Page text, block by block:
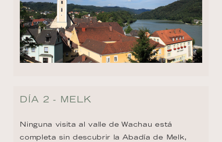
DÍA 2 - MELK
Ninguna visita al valle de Wachau está
completa sin descubrir la Abadía de Melk,